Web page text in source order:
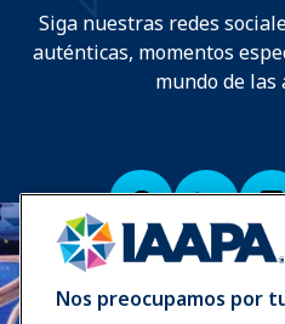
Siga nuestras redes
auténticas, momentos
mundo de las
Nos preocupamos por